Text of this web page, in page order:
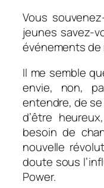
Vous
jeunes savez-
événements de
Il me semble
envie, non,
entendre, de
d’être
besoin de
nouvelle
doute sous
Power.